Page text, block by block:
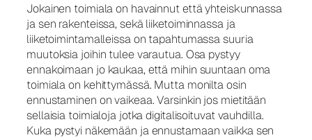
Jokainen toimiala on havainnut että yhteiskunnassa
ja sen rakenteissa, sekä liiketoiminnassa ja
liiketoimintamalleissa on tapahtumassa suuria
muutoksia joihin tulee varautua. Osa pystyy
ennakoimaan jo kaukaa, että mihin suuntaan oma
toimiala on kehittymässä. Mutta monilta osin
ennustaminen on vaikeaa. Varsinkin jos mietitään
sellaisia toimialoja jotka digitalisoituvat vauhdilla.
Kuka pystyi näkemään ja ennustamaan vaikka sen